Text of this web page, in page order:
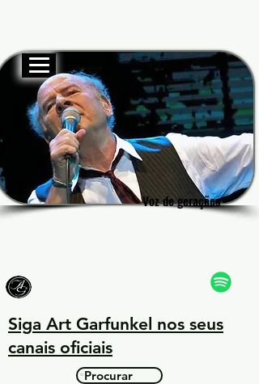
Voz de gerações
Voz de gerações
Site oficial
Procurar
Siga Art Garfunkel nos seus
canais oficiais